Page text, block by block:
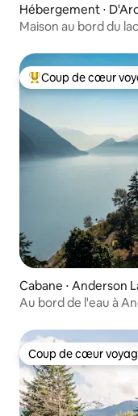
Hébergement ⋅
Maison au bord du
Coups de cœur
Coup de cœur
Cabane ⋅ Anderson
Au bord de l'eau à
Coup de cœur
Coup de cœur